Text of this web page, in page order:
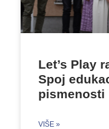
Let’s Play
Spoj
pismenosti
VIŠE »